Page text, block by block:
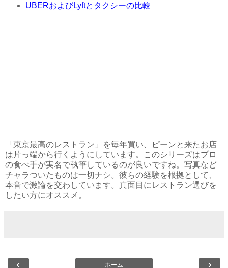
UBERおよびLyftとタクシーの比較
「東京最高のレストラン」を毎年買い、ピーンと来たお店
は片っ端から行くようにしています。このシリーズはプロ
の食べ手が実名で執筆しているのが良いですね。写真など
チャラついたものは一切ナシ。彼らの経験を根拠として、
本音で激論を交わしています。真面目にレストラン選びを
したい方にオススメ。
‹ ›
ホーム